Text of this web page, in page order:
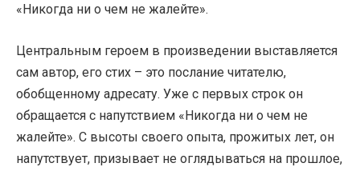
«Никогда ни о чем не жалейте».
Центральным героем в произведении выставляется
сам автор, его стих – это послание читателю,
обобщенному адресату. Уже с первых строк он
обращается с напутствием «Никогда ни о чем не
жалейте». С высоты своего опыта, прожитых лет, он
напутствует, призывает не оглядываться на прошлое,